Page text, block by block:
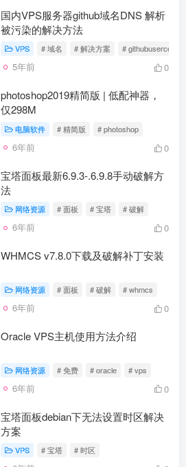
国内VPS服务器github域名DNS 解析
被污染的解决方法
VPS # 域名 # 解决方案 #
5年前 0
photoshop2019精简版 | 低配神器，
仅298M
电脑软件 # 精简版 # photoshop
6年前 0
宝塔面板最新6.9.3-.6.9.8手动破解方
法
网络资源 # 面板 # 宝塔 # 破解
6年前 0
WHMCS v7.8.0下载及破解补丁安装
网络资源 # 面板 # 破解 # whmcs
6年前 0
Oracle VPS主机使用方法介绍
网络资源 # 免费 # oracle # vps
6年前 0
宝塔面板debian下无法设置时区解决
方案
VPS # 宝塔 # 时区